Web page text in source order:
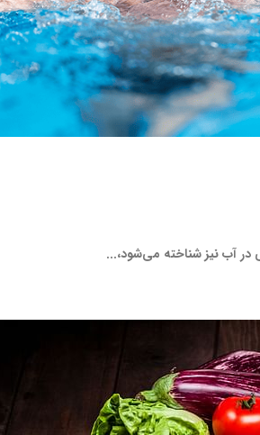
در آب نیز شناخته می‌شود،...